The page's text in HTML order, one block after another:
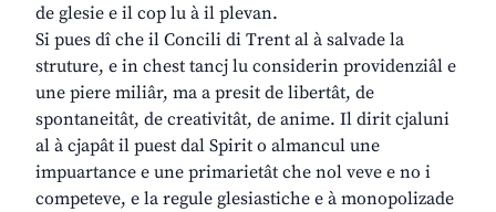
de glesie e il cop lu à il plevan.
Si pues dî che il Concili di Trent al à salvade la
struture, e in chest tancj lu considerin providenziâl e
une piere miliâr, ma a presit de libertât, de
spontaneitât, de creativitât, de anime. Il dirit cjaluni
al à cjapât il puest dal Spirit o almancul une
impuartance e une primarietât che nol veve e no i
competeve, e la regule glesiastiche e à monopolizade